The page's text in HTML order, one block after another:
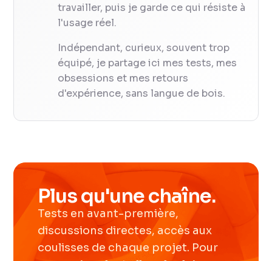
travailler, puis je garde ce qui résiste à
l'usage réel.
Indépendant, curieux, souvent trop
équipé, je partage ici mes tests, mes
obsessions et mes retours
d'expérience, sans langue de bois.
Plus qu'une chaîne.
Tests en avant-première,
discussions directes, accès aux
coulisses de chaque projet. Pour